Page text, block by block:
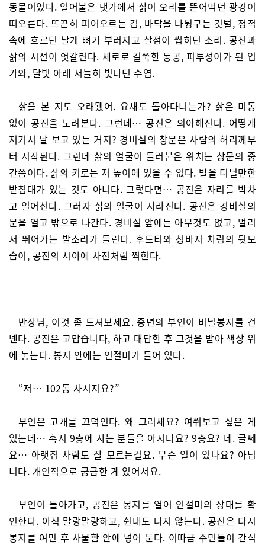
동물이었다. 얼어붙은 냇가에서 삵이 오리를 뜯어먹던 광경이
떠오른다. 뜨끈히 피어오르는 김, 바닥을 나뒹구는 깃털, 정적
속에 흐르던 날개 뼈가 부러지고 살점이 씹히던 소리. 공진과
삵의 시선이 엇갈린다. 세로로 길쭉한 동공, 피투성이가 된 입
가와, 달빛 아래 서늘히 빛나던 수염.
삵을 본 지도 오래됐어. 요새도 돌아다니는가? 삵은 미동
없이 공진을 노려본다. 그런데… 공진은 의아해진다. 어떻게
저기서 날 보고 있는 거지? 경비실의 창문은 사람의 허리께부
터 시작된다. 그런데 삵의 얼굴이 들러붙은 위치는 창문의 중
간쯤이다. 삵의 키로는 저 높이에 있을 수 없다. 발을 디딜만한
받침대가 있는 것도 아니다. 그렇다면… 공진은 자리를 박차
고 일어선다. 그러자 삵의 얼굴이 사라진다. 공진은 경비실의
문을 열고 밖으로 나간다. 경비실 앞에는 아무것도 없고, 멀리
서 뛰어가는 발소리가 들린다. 후드티와 청바지 차림의 뒷모
습이, 공진의 시야에 사진처럼 찍힌다.
반장님, 이것 좀 드셔보세요. 중년의 부인이 비닐봉지를 건
넨다. 공진은 고맙습니다, 하고 대답한 후 그것을 받아 책상 위
에 놓는다. 봉지 안에는 인절미가 들어 있다.
“저… 102동 사시지요?”
부인은 고개를 끄덕인다. 왜 그러세요? 여쭤보고 싶은 게
있는데… 혹시 9층에 사는 분들을 아시나요? 9층요? 네. 글쎄
요… 아랫집 사람도 잘 모르는걸요. 무슨 일이 있나요? 아닙
니다. 개인적으로 궁금한 게 있어서요.
부인이 돌아가고, 공진은 봉지를 열어 인절미의 상태를 확
인한다. 아직 말랑말랑하고, 쉰내도 나지 않는다. 공진은 다시
봉지를 여민 후 사물함 안에 넣어 둔다. 이따금 주민들이 간식